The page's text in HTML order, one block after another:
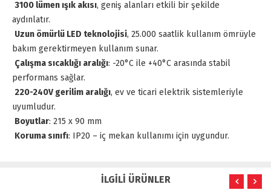
3100 lümen ışık akısı, geniş alanları etkili bir şekilde
aydınlatır.
Uzun ömürlü LED teknolojisi, 25.000 saatlik kullanım ömrüyle
bakım gerektirmeyen kullanım sunar.
Çalışma sıcaklığı aralığı: -20°C ile +40°C arasında stabil
performans sağlar.
220-240V gerilim aralığı, ev ve ticari elektrik sistemleriyle
uyumludur.
Boyutlar: 215 x 90 mm
Koruma sınıfı: IP20 – iç mekan kullanımı için uygundur.
İLGİLİ ÜRÜNLER